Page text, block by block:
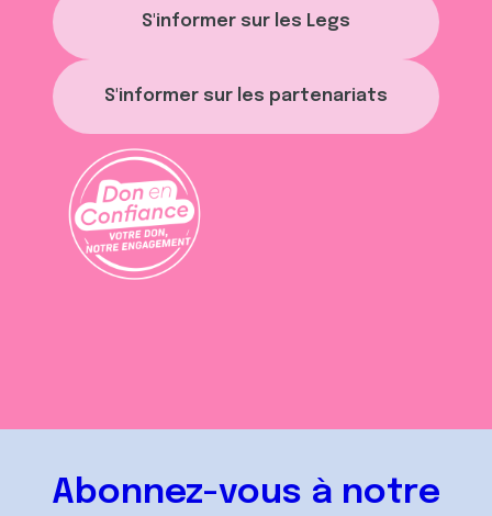
S'informer sur les Legs
S'informer sur les partenariats
Abonnez-vous à notre